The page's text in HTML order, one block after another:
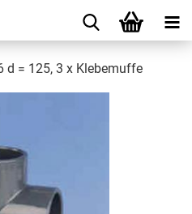
d = 125, 3 x Kle­be­muf­fe